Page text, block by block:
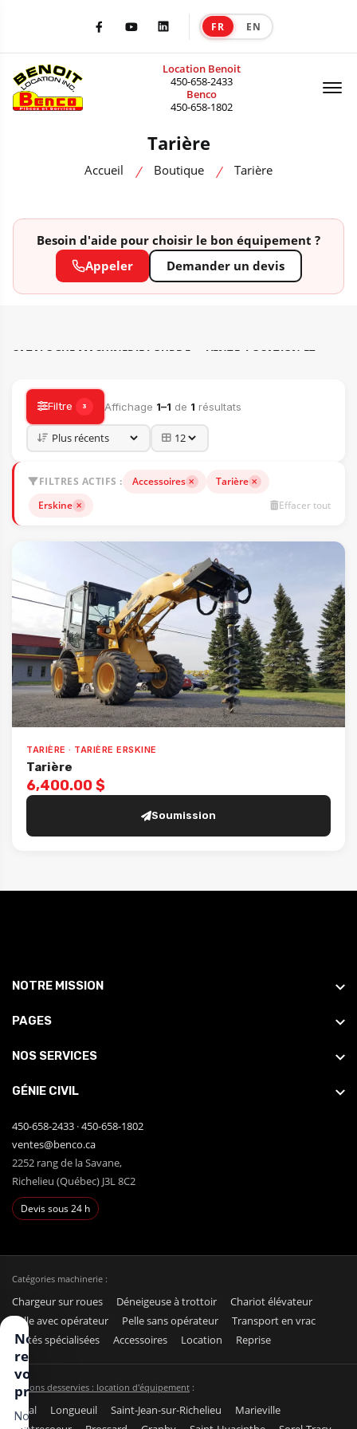
FacebookYoutubeLinkedIn FR EN
Location Benoit
450-658-2433
Benco
450-658-1802
Tarière
Accueil Boutique Tarière
Besoin d'aide pour choisir le bon équipement ?
Appeler
Demander un devis
CATALOGUE MACHINERIE LOURDE — VENTE, LOCATION ET
Filtre 3 Affichage 1–1 de 1 résultats
FILTRES ACTIFS : Accessoires
Tarière
Erskine
Effacer tout
TARIÈRE · TARIÈRE ERSKINE
Tarière
6,400.00 $
Soumission
NOTRE MISSION
PAGES
NOS SERVICES
GÉNIE CIVIL
450-658-2433 ·450-658-1802
ventes@benco.ca
2252 rang de la Savane,
Richelieu (Québec) J3L 8C2
Devis sous 24 h
Catégories machinerie :
Chargeur sur roues Déneigeuse à trottoir
Chariot élévateur
Pelle avec opérateur
Pelle sans opérateur
Transport en vrac
Unités spécialisées
Accessoires Location Reprise
Régions desservies : location d'équipement :
Laval Longueuil Saint-Jean-sur-Richelieu
Marieville
Nous
respectons
votre vie
privée
Nous